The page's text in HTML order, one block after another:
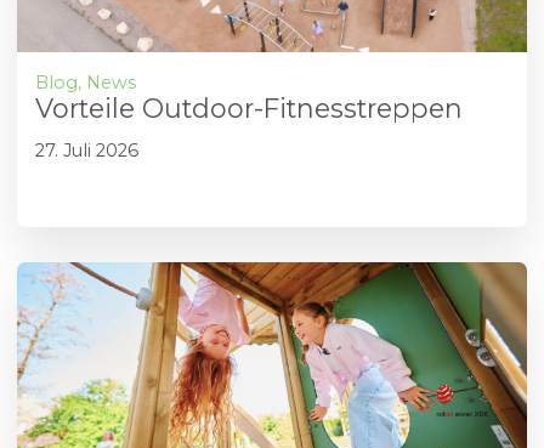
Blog, News
Vorteile Outdoor-Fitnesstreppen
27. Juli 2026